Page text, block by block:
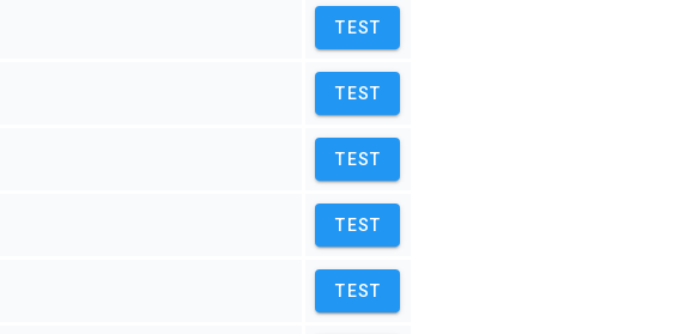
TEST
TEST
TEST
TEST
TEST